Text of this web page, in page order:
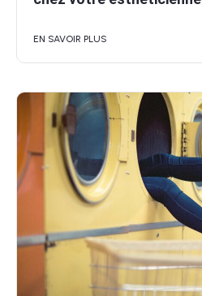
EN SAVOIR PLUS